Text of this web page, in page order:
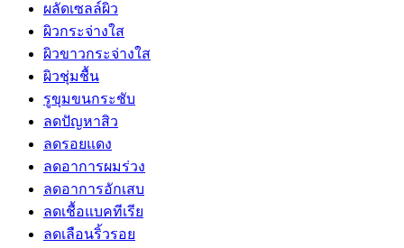
ผลัดเซลล์ผิว
ผิวกระจ่างใส
ผิวขาวกระจ่างใส
ผิวชุ่มชื้น
รูขุมขนกระชับ
ลดปัญหาสิว
ลดรอยแดง
ลดอาการผมร่วง
ลดอาการอักเสบ
ลดเชื้อแบคทีเรีย
ลดเลือนริ้วรอย